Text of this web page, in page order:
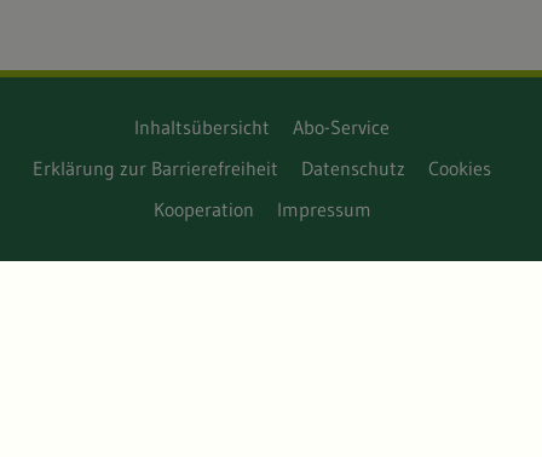
Inhaltsübersicht
Abo-Service
Erklärung zur Barrierefreiheit
Datenschutz
Cookies
Kooperation
Impressum